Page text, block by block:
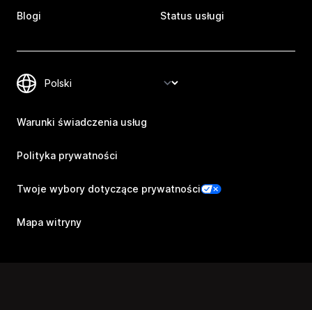
Blogi Status usługi
Warunki świadczenia usług
Polityka prywatności
Twoje wybory dotyczące prywatności
Mapa witryny